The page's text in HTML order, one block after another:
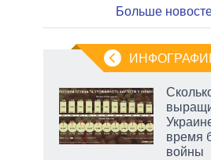
Больше
время
войны